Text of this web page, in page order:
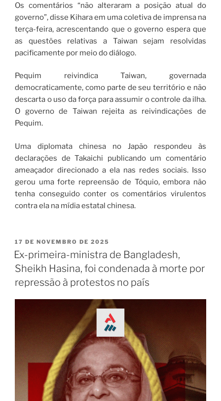
Os comentários “não alteraram a posição atual do
governo”, disse Kihara em uma coletiva de imprensa na
terça-feira, acrescentando que o governo espera que
as questões relativas a Taiwan sejam resolvidas
pacificamente por meio do diálogo.
Pequim reivindica Taiwan, governada
democraticamente, como parte de seu território e não
descarta o uso da força para assumir o controle da ilha.
O governo de Taiwan rejeita as reivindicações de
Pequim.
Uma diplomata chinesa no Japão respondeu às
declarações de Takaichi publicando um comentário
ameaçador direcionado a ela nas redes sociais. Isso
gerou uma forte repreensão de Tóquio, embora não
tenha conseguido conter os comentários virulentos
contra ela na mídia estatal chinesa.
17 DE NOVEMBRO DE 2025
Ex-primeira-ministra de Bangladesh,
Sheikh Hasina, foi condenada à morte por
repressão à protestos no país